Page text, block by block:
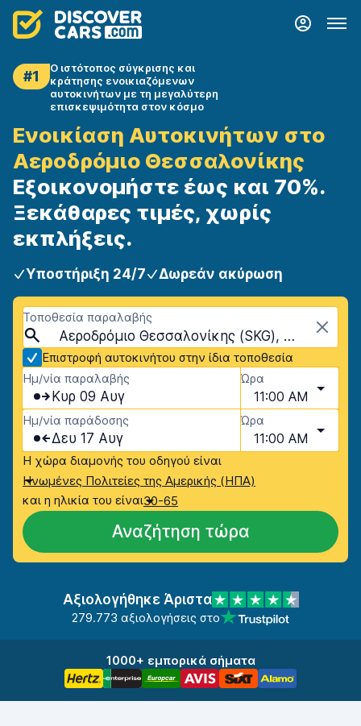
#1
Ο ιστότοπος σύγκρισης και
κράτησης ενοικιαζόμενων
αυτοκινήτων με τη μεγαλύτερη
επισκεψιμότητα στον κόσμο
Ενοικίαση Αυτοκινήτων στο
Αεροδρόμιο Θεσσαλονίκης
Εξοικονομήστε έως και 70%.
Ξεκάθαρες τιμές, χωρίς
εκπλήξεις.
Υποστήριξη 24/7 Δωρεάν ακύρωση
Τοποθεσία παραλαβής
Αεροδρόμιο Θεσσαλονίκης (SKG), Θεσσαλονίκη, Ελλάδα
Επιστροφή αυτοκινήτου στην ίδια τοποθεσία
Ημ/νία παραλαβής
Κυρ 09 Αυγ
Ώρα
11:00 AM
Ημ/νία παράδοσης
Δευ 17 Αυγ
Ώρα
11:00 AM
Η χώρα διαμονής του οδηγού είναι
Ηνωμένες Πολιτείες της Αμερικής (ΗΠΑ)
και η ηλικία του είναι30-65
Αναζήτηση τώρα
Αξιολογήθηκε Άριστα
279.773 αξιολογήσεις στο
1000+ εμπορικά σήματα